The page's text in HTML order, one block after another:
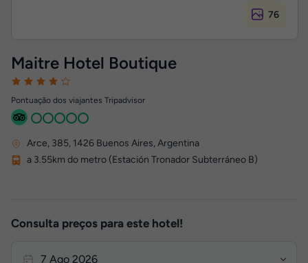
76
Maitre Hotel Boutique
Pontuação dos viajantes Tripadvisor
Arce, 385, 1426 Buenos Aires, Argentina
a 3.55km do metro (Estación Tronador Subterráneo B)
Consulta preços para este hotel!